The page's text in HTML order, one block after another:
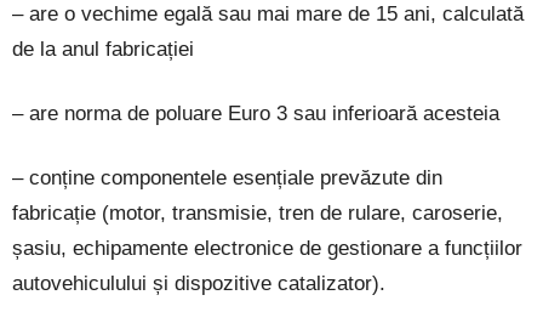
– are o vechime egală sau mai mare de 15 ani, calculată
de la anul fabricației
– are norma de poluare Euro 3 sau inferioară acesteia
– conține componentele esențiale prevăzute din
fabricație (motor, transmisie, tren de rulare, caroserie,
șasiu, echipamente electronice de gestionare a funcțiilor
autovehiculului și dispozitive catalizator).